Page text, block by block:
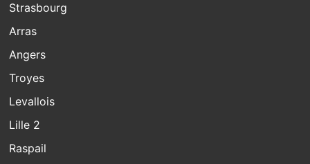
Strasbourg
Arras
Angers
Troyes
Levallois
Lille 2
Raspail